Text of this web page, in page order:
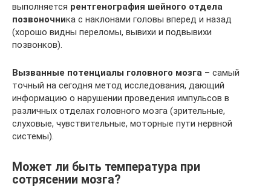
выполняется рентгенография шейного отдела
позвоночника с наклонами головы вперед и назад
(хорошо видны переломы, вывихи и подвывихи
позвонков).
Вызванные потенциалы головного мозга – самый
точный на сегодня метод исследования, дающий
информацию о нарушении проведения импульсов в
различных отделах головного мозга (зрительные,
слуховые, чувствительные, моторные пути нервной
системы).
Может ли быть температура при
сотрясении мозга?